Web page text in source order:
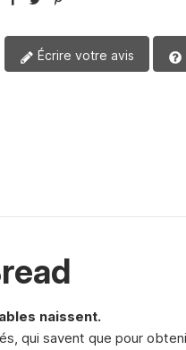
Écrire votre avis
naissent.
qui savent que pour